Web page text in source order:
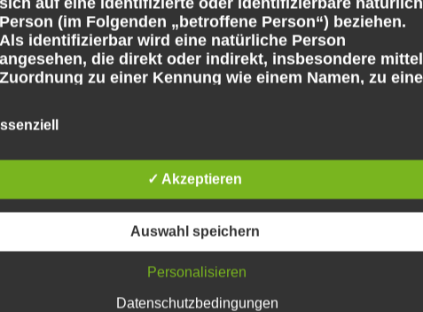
Die Vierbett-
Person (im Folgenden „betroffene Person“) beziehen.
Als identifizierbar wird eine natürliche Person
angesehen, die direkt oder indirekt, insbesondere
Zuordnung zu einer Kennung wie einem Namen, zu
Kennung oder zu einem oder mehreren besonderen
Merkmalen, die Ausdruck der physischen,
wirtschaftlichen, kulturellen oder sozialen Identität
dieser natürlichen Person sind, identifiziert werden kann.
b) betroffene Person
Betroffene Person ist jede identifizierte oder
identifizierbare natürliche Person, deren
personenbezogene Daten von dem für die Verarbeitung
Verantwortlichen verarbeitet werden.
✓ Akzeptieren
Auswahl speichern
Personalisieren
Datenschutzbedingungen